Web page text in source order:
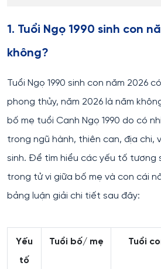
1. Tuổi Ngọ 1990 sinh con
không?
Tuổi Ngọ 1990 sinh con năm 2026
phong thủy, năm 2026 là năm
bố mẹ tuổi Canh Ngọ 1990 do có
trong ngũ hành, thiên can, địa chi,
sinh. Để tìm hiểu các yếu tố tương
trong tử vi giữa bố mẹ và con cái
bảng luận giải chi tiết sau đây:
Yếu
tố
Tuổi bố/ mẹ Tuổi